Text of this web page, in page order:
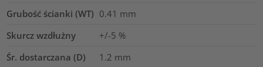
Grubość ścianki (WT) 0.41 mm
Skurcz wzdłużny
+/-5 %
Śr. dostarczana (D)
1.2 mm